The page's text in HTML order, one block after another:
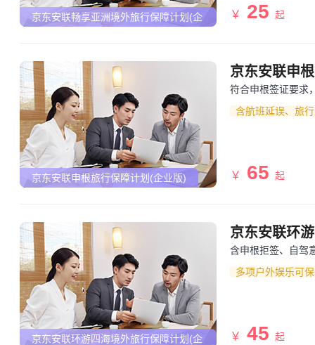
京东安联畅享亚洲境外旅行保障计划(企
￥ 25 起
京东安联申根旅行保障计划(企业版)
京东安联申
符合申根签证要求
含航班延误、旅
￥ 65 起
京东安联环游四海境外旅行保障计划(企
京东安联环
含申根拒签、自驾
多项户外娱乐可保
￥ 45 起